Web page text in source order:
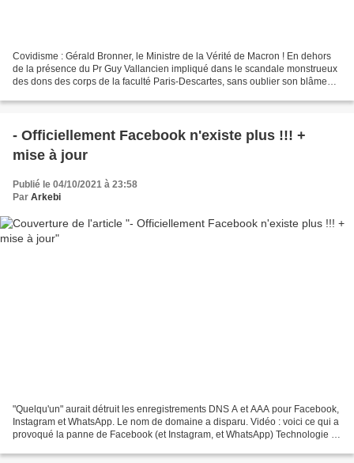
Covidisme : Gérald Bronner, le Ministre de la Vérité de Macron ! En dehors
de la présence du Pr Guy Vallancien impliqué dans le scandale monstrueux
des dons des corps de la faculté Paris-Descartes, sans oublier son blâme
- Officiellement Facebook n'existe plus !!! +
mise à jour
Publié le 04/10/2021 à 23:58
Par Arkebi
"Quelqu'un" aurait détruit les enregistrements DNS A et AAA pour Facebook,
Instagram et WhatsApp. Le nom de domaine a disparu. Vidéo : voici ce qui a
provoqué la panne de Facebook (et Instagram, et WhatsApp) Technologie :